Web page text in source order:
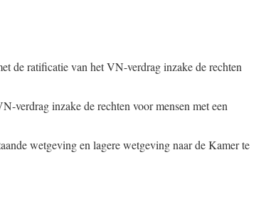
de ratificatie van het VN-verdrag inzake de rechten
verdrag inzake de rechten voor mensen met een
wetgeving en lagere wetgeving naar de Kamer te